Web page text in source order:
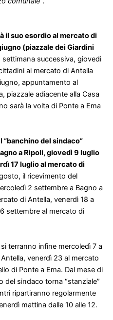
il suo esordio al mercato di
(piazzale dei Giardini
settimana successiva, giovedì
al mercato di Antella
appuntamento al
piazzale adiacente alla Casa
sarà la volta di Ponte a Ema
del sindaco”
a Ripoli, giovedì 9 luglio
17 luglio al mercato di
il ricevimento del
2 settembre a Bagno a
di Antella, venerdì 18 a
settembre al mercato di
si terranno infine mercoledì 7 a
venerdì 23 al mercato
di Ponte a Ema. Dal mese di
del sindaco torna “stanziale”
ripartiranno regolarmente
mattina dalle 10 alle 12.